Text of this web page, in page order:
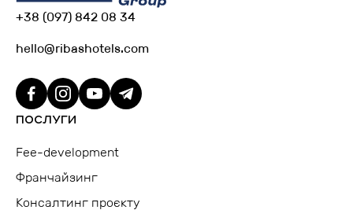
ПОСЛУГИ
Fee-development
Франчайзинг
Консалтинг проєкту
+38 (097) 842 08 34
hello@ribashotels.com